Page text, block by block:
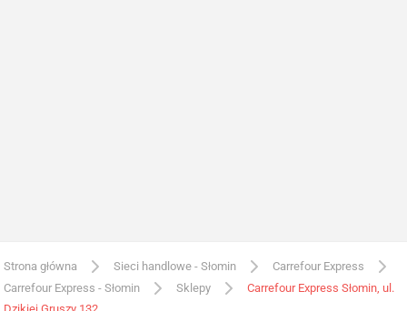
Strona główna Sieci handlowe - Słomin
Carrefour Express
Carrefour Express - Słomin
Sklepy
Carrefour Express Słomin, ul.